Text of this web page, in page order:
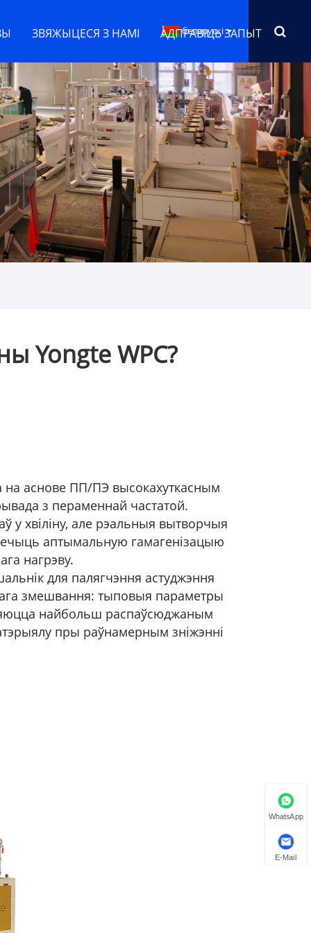
ЗВЯЖЫЦЕСЯ З НАМІ АДПРАВІЦЬ ЗАПЫТ
беларускі
Yongte WPC?
на аснове ПП/ПЭ высокахуткасным
з пераменнай частатой.
у хвіліну, але рэальныя вытворчыя
аптымальную гамагенізацыю
нагрэву.
для палягчэння астуджэння
змешвання: тыповыя параметры
найбольш распаўсюджаным
пры раўнамерным зніжэнні
WhatsApp
E-Mail